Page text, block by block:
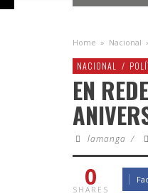
Home » Nacional
NACIONAL /
EN
lamanga /
0
SHARES